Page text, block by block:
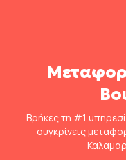
Βρήκες τη #1
συγκρίνεις